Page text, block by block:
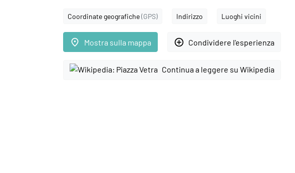
Coordinate geografiche(GPS) Indirizzo Luoghi vicini
place Mostra sulla mappa add_circle_outline Condividere l'esperienza
Continua a leggere su Wikipedia